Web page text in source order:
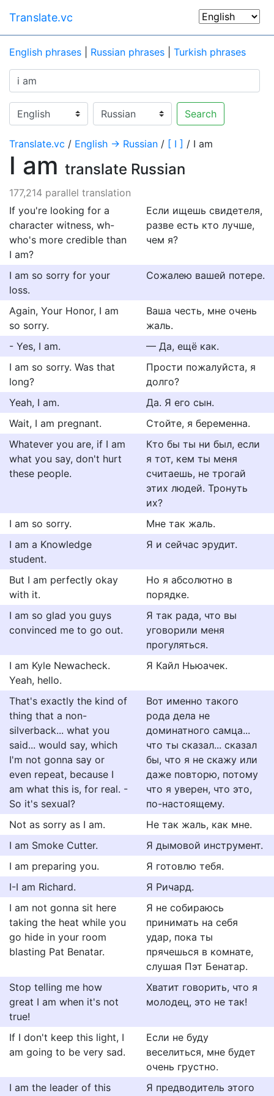
Translate.vc
English phrases Russian phrases Turkish phrases
Search
Translate.vc / English → Russian / [ I ] / I am
I am translate Russian
177,214 parallel translation
If you're looking for a
character witness, wh-
who's more credible than
I am?
Если ищешь свидетеля,
разве есть кто лучше,
чем я?
I am so sorry for your
loss.
Сожалею вашей потере.
Again, Your Honor, I am
so sorry.
Ваша честь, мне очень
жаль.
- Yes, I am.
— Да, ещё как.
I am so sorry. Was that
long?
Прости пожалуйста, я
долго?
Yeah, I am.
Да. Я его сын.
Wait, I am pregnant.
Стойте, я беременна.
Whatever you are, if I am
what you say, don't hurt
these people.
Кто бы ты ни был, если
я тот, кем ты меня
считаешь, не трогай
этих людей. Тронуть
их?
I am so sorry.
Мне так жаль.
I am a Knowledge
student.
Я и сейчас эрудит.
But I am perfectly okay
with it.
Но я абсолютно в
порядке.
I am so glad you guys
convinced me to go out.
Я так рада, что вы
уговорили меня
прогуляться.
I am Kyle Newacheck.
Yeah, hello.
Я Кайл Ньюачек.
That's exactly the kind of
thing that a non-
silverback... what you
said... would say, which
I'm not gonna say or
even repeat, because I
am what this is, for real. -
So it's sexual?
Вот именно такого
рода дела не
доминатного самца...
что ты сказал... сказал
бы, что я не скажу или
даже повторю, потому
что я уверен, что это,
по-настоящему.
Not as sorry as I am.
Не так жаль, как мне.
I am Smoke Cutter.
Я дымовой инструмент.
I am preparing you.
Я готовлю тебя.
I-I am Richard.
Я Ричард.
I am not gonna sit here
taking the heat while you
go hide in your room
blasting Pat Benatar.
Я не собираюсь
принимать на себя
удар, пока ты
прячешься в комнате,
слушая Пэт Бенатар.
Stop telling me how
great I am when it's not
true!
Хватит говорить, что я
молодец, это не так!
If I don't keep this light, I
am going to be very sad.
Если не буду
веселиться, мне будет
очень грустно.
I am the leader of this
Я предводитель этого